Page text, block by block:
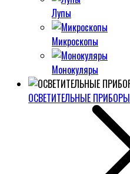
Лупы
Микроскопы
Монокуляры
ОСВЕТИТЕЛЬНЫЕ ПРИБОРЫ